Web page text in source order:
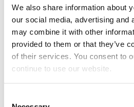
We also share information about
our social media, advertising and
may combine it with other
provided to them or that they’ve
of their services. You consent to
continue to use our website.
CDNDY también es
favorita en otoño,
subestimada. Sin
algo llamado caramelo